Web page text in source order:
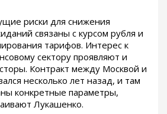
риски для снижения
связаны с курсом рубля и
тарифов. Интерес к
сектору проявляют и
Контракт между Москвой и
несколько лет назад, и там
конкретные параметры,
Лукашенко.